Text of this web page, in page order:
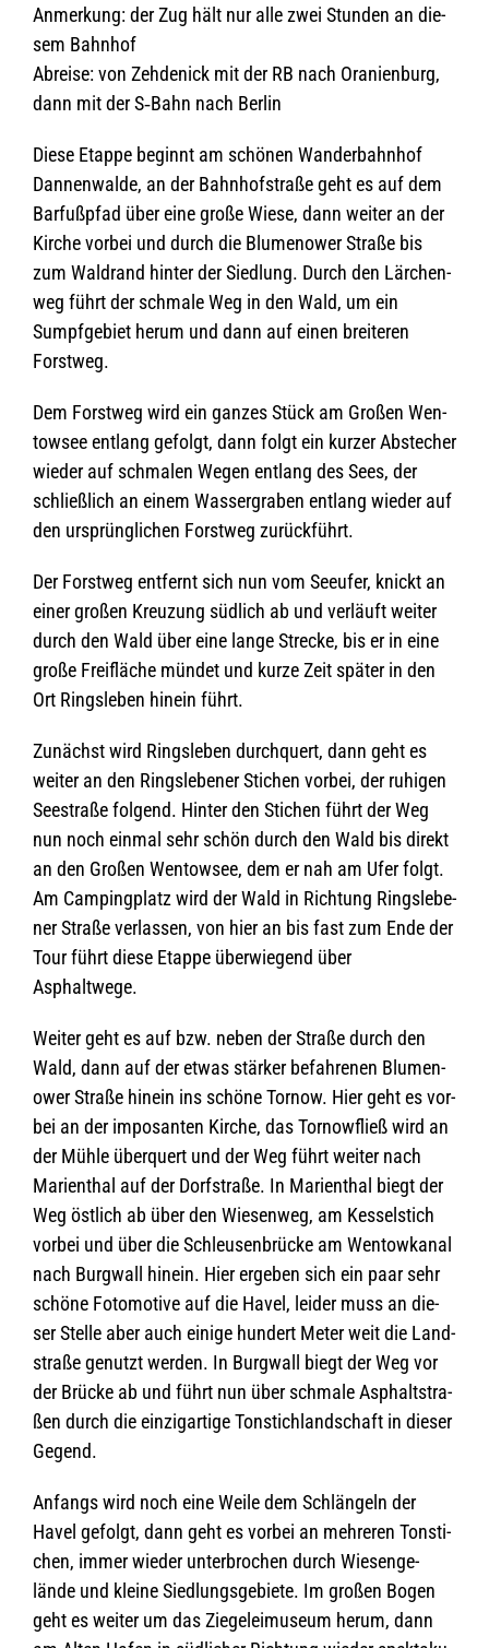
Anmer­kung: der Zug hält nur alle zwei Stun­den an die­
sem Bahnhof
Abreise: von Zeh­de­nick mit der RB nach Ora­ni­en­burg,
dann mit der S‑Bahn nach Berlin
Diese Etappe beginnt am schö­nen Wan­der­bahn­hof
Dan­nen­walde, an der Bahn­hof­straße geht es auf dem
Bar­fuß­pfad über eine große Wiese, dann wei­ter an der
Kir­che vor­bei und durch die Blu­men­ower Straße bis
zum Wald­rand hin­ter der Sied­lung. Durch den Lär­chen­
weg führt der schmale Weg in den Wald, um ein
Sumpf­ge­biet herum und dann auf einen brei­te­ren
Forstweg.
Dem Forst­weg wird ein gan­zes Stück am Gro­ßen Wen­
tow­see ent­lang gefolgt, dann folgt ein kur­zer Abste­cher
wie­der auf schma­len Wegen ent­lang des Sees, der
schließ­lich an einem Was­ser­gra­ben ent­lang wie­der auf
den ursprüng­li­chen Forst­weg zurückführt.
Der Forst­weg ent­fernt sich nun vom See­ufer, knickt an
einer gro­ßen Kreu­zung süd­lich ab und ver­läuft wei­ter
durch den Wald über eine lange Stre­cke, bis er in eine
große Frei­flä­che mün­det und kurze Zeit spä­ter in den
Ort Rings­le­ben hin­ein führt.
Zunächst wird Rings­le­ben durch­quert, dann geht es
wei­ter an den Rings­le­be­ner Sti­chen vor­bei, der ruhi­gen
See­straße fol­gend. Hin­ter den Sti­chen führt der Weg
nun noch ein­mal sehr schön durch den Wald bis direkt
an den Gro­ßen Wen­tow­see, dem er nah am Ufer folgt.
Am Cam­ping­platz wird der Wald in Rich­tung Rings­le­be­
ner Straße ver­las­sen, von hier an bis fast zum Ende der
Tour führt diese Etappe über­wie­gend über
Asphaltwege.
Wei­ter geht es auf bzw. neben der Straße durch den
Wald, dann auf der etwas stär­ker befah­re­nen Blu­men­
ower Straße hin­ein ins schöne Tor­now. Hier geht es vor­
bei an der impo­san­ten Kir­che, das Tor­now­f­ließ wird an
der Mühle über­quert und der Weg führt wei­ter nach
Mari­en­thal auf der Dorf­straße. In Mari­en­thal biegt der
Weg öst­lich ab über den Wie­sen­weg, am Kes­sel­stich
vor­bei und über die Schleu­sen­brü­cke am Wen­tow­ka­nal
nach Burg­wall hin­ein. Hier erge­ben sich ein paar sehr
schöne Foto­mo­tive auf die Havel, lei­der muss an die­
ser Stelle aber auch einige hun­dert Meter weit die Land­
straße genutzt wer­den. In Burg­wall biegt der Weg vor
der Brü­cke ab und führt nun über schmale Asphalt­stra­
ßen durch die ein­zig­ar­tige Ton­stich­land­schaft in die­ser
Gegend.
Anfangs wird noch eine Weile dem Schlän­geln der
Havel gefolgt, dann geht es vor­bei an meh­re­ren Ton­sti­
chen, immer wie­der unter­bro­chen durch Wie­sen­ge­
lände und kleine Sied­lungs­ge­biete. Im gro­ßen Bogen
geht es wei­ter um das Zie­ge­lei­mu­seum herum, dann